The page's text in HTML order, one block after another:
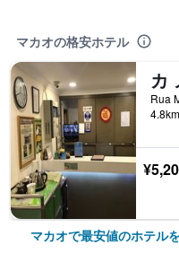
マカオの格安ホテル
カ
マカオで最安値のホテル